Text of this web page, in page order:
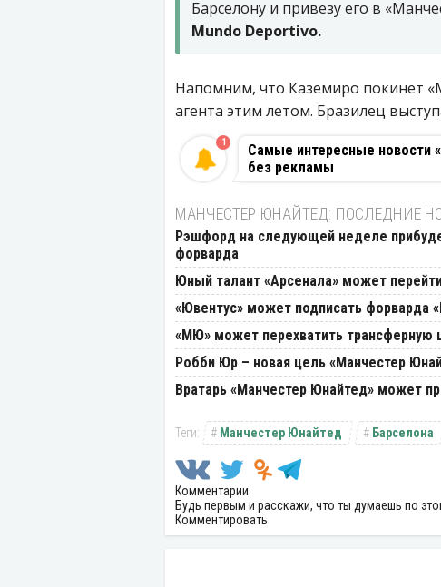
Барселону и привезу его в
Mundo Deportivo.
Напомним, что Каземиро покинет
агента этим летом. Бразилец
Самые интересные новости
без рекламы
1
МАНЧЕСТЕР ЮНАЙТЕД: ПОСЛЕДНИЕ
Рэшфорд на следующей неделе
форварда
Юный талант «Арсенала» может
«Ювентус» может подписать форварда
«МЮ» может перехватить трансферную
Робби Юр – новая цель «Манчестер
Вратарь «Манчестер Юнайтед» может
Манчестер Юнайтед Барселона
Комментарии
Будь первым и расскажи, что ты думаешь по
Комментировать